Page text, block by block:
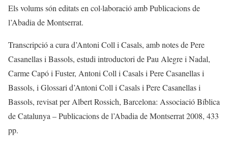
Els volums són editats en col·laboració amb Publicacions de
l’Abadia de Montserrat.
Transcripció a cura d’Antoni Coll i Casals, amb notes de Pere
Casanellas i Bassols, estudi introductori de Pau Alegre i Nadal,
Carme Capó i Fuster, Antoni Coll i Casals i Pere Casanellas i
Bassols, i Glossari d’Antoni Coll i Casals i Pere Casanellas i
Bassols, revisat per Albert Rossich, Barcelona: Associació Bíblica
de Catalunya – Publicacions de l’Abadia de Montserrat 2008, 433
pp.